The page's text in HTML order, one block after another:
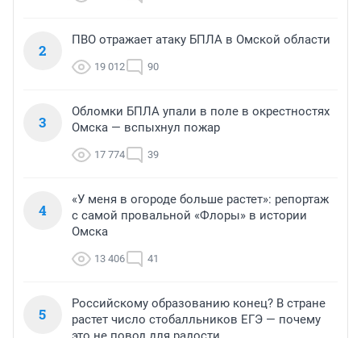
2
ПВО отражает атаку БПЛА в Омской области
19 012 90
3
Обломки БПЛА упали в поле в окрестностях
Омска — вспыхнул пожар
17 774 39
4
«У меня в огороде больше растет»: репортаж
с самой провальной «Флоры» в истории
Омска
13 406 41
5
Российскому образованию конец? В стране
растет число стобалльников ЕГЭ — почему